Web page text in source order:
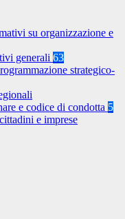
su organizzazione e
generali 63
strategico-
e codice di condotta 5
e imprese